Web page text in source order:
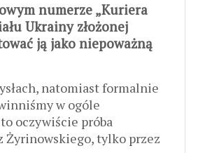
numerze „Kuriera
Ukrainy złożonej
ją jako niepoważną
natomiast formalnie
w ogóle
oczywiście próba
tylko przez